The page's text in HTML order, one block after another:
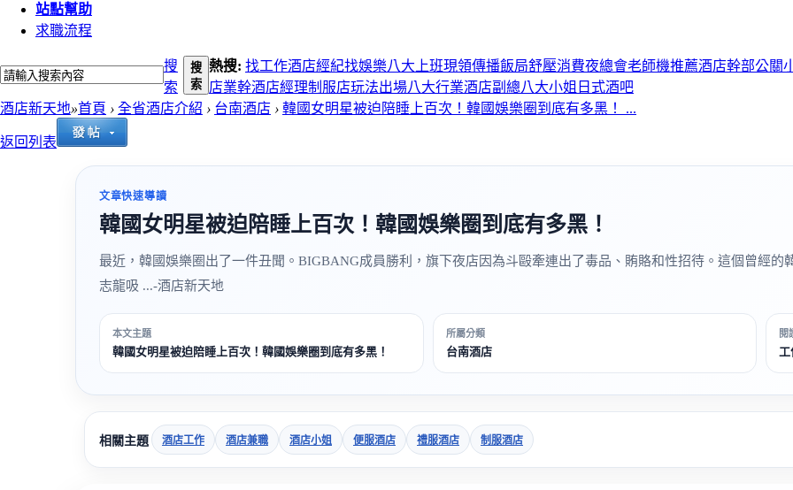
站點幫助
求職流程
搜
索
搜
索
熱搜: 找工作酒店經紀找娛樂八大上班現領傳播飯局舒壓消費夜總會老師機推薦酒店幹部公關
店業幹酒店經理制服店玩法出場八大行業酒店副總八大小姐 日式酒吧
酒店新天地»首頁 › 全省酒店介紹 › 台南酒店 › 韓國女明星被迫陪睡上百次！韓國娛樂圈到底有多黑！ ...
返回列表
文章快速導讀
韓國女明星被迫陪睡上百次！韓國娛樂圈到底有多黑！
最近，韓國娛樂圈出了一件丑聞。BIGBANG成員勝利，旗下夜店因為斗毆牽連出了毒品、賄賂和性招待。這個曾經的
志龍吸 ...-酒店新天地
本文主題
韓國女明星被迫陪睡上百次！韓國娛樂圈到底有多黑！
所屬分類
台南酒店
閱
相關主題 酒店工作 酒店兼職 酒店小姐 便服酒店 禮服酒店 制服酒店